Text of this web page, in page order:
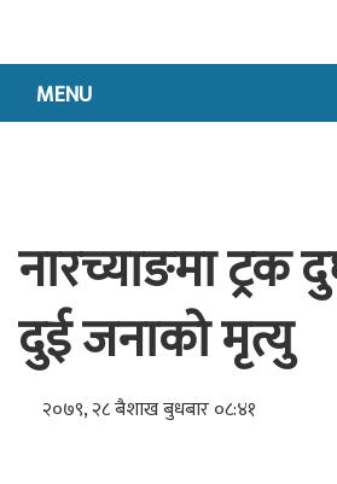
MENU
नारच्याङमा ट्रक
दुई जनाको मृत्यु
२०७९, २८ बैशाख बुधबार ०८:४१